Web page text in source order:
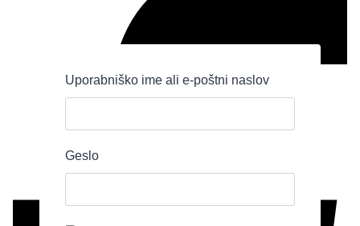
Uporabniško ime ali e-poštni naslov
Geslo